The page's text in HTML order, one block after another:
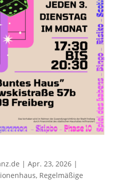
| Apr. 23, 2026|
, Regelmäßige